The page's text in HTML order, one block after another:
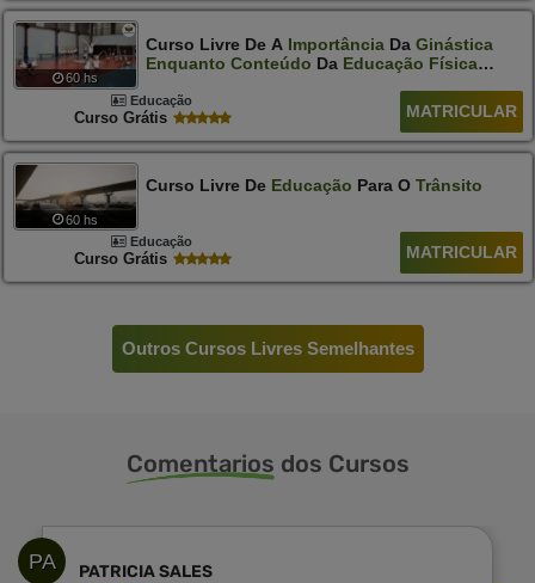
60 hs
Curso Livre De A ImportânciaDa Ginástica
Enquanto Conteúdo Da Educação Física
Educação
Curso Grátis MATRICULAR
60 hs
Curso Livre De Educação Para O Trânsito
Educação
Curso Grátis MATRICULAR
Outros Cursos Livres Semelhantes
Comentarios dos Cursos
PA PATRICIA SALES